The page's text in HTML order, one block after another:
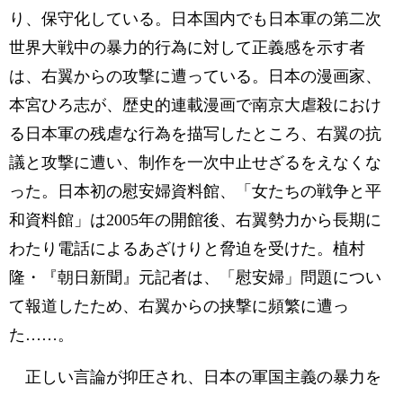
り、保守化している。日本国内でも日本軍の第二次
世界大戦中の暴力的行為に対して正義感を示す者
は、右翼からの攻撃に遭っている。日本の漫画家、
本宮ひろ志が、歴史的連載漫画で南京大虐殺におけ
る日本軍の残虐な行為を描写したところ、右翼の抗
議と攻撃に遭い、制作を一次中止せざるをえなくな
った。日本初の慰安婦資料館、「女たちの戦争と平
和資料館」は2005年の開館後、右翼勢力から長期に
わたり電話によるあざけりと脅迫を受けた。植村
隆・『朝日新聞』元記者は、「慰安婦」問題につい
て報道したため、右翼からの挟撃に頻繁に遭っ
た……。
正しい言論が抑圧され、日本の軍国主義の暴力を